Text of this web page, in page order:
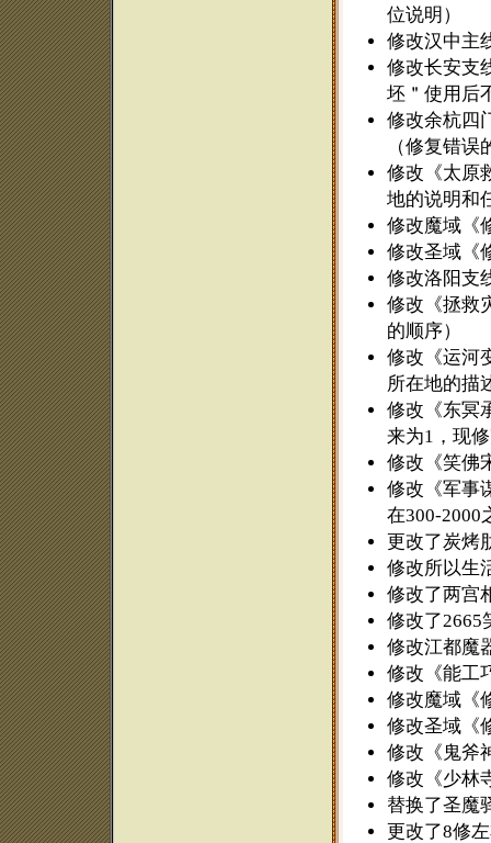
位说明）
修改汉中主
修改长安支
坯＂使用后
修改余杭四
（修复错误
修改《太原
地的说明和
修改魔域《
修改圣域《
修改洛阳支
修改《拯救
的顺序）
修改《运河
所在地的描
修改《东冥
来为1，现
修改《笑佛
修改《军事
在300-2000
更改了炭烤
修改所以生
修改了两宫
修改了2665
修改江都魔
修改《能工
修改魔域《
修改圣域《
修改《鬼斧
修改《少林
替换了圣魔
更改了8修